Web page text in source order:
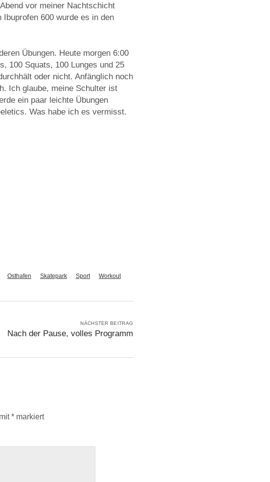
vor meiner Nachtschicht
600 wurde es in den
Übungen. Heute morgen 6:00
100 Squats, 100 Lunges und 25
oder nicht. Anfänglich noch
Ich glaube, meine Schulter ist
ein paar leichte Übungen
Was habe ich es vermisst.
Osthafen Skatepark Sport Workout
NÄCHSTER BEITRAG
Nach der Pause, volles Programm
*markiert